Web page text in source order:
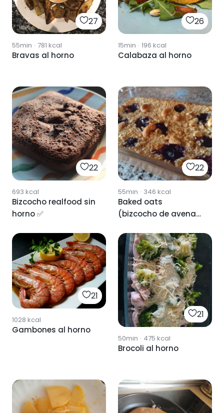
27
55min · 781 kcal
Bravas al horno
26
15min · 196 kcal
Calabaza al horno
22
693 kcal
Bizcocho realfood sin
horno ✅
22
55min · 346 kcal
Baked oats
(bizcocho de avena
21
1028 kcal
Gambones al horno
21
50min · 475 kcal
Brocoli al horno